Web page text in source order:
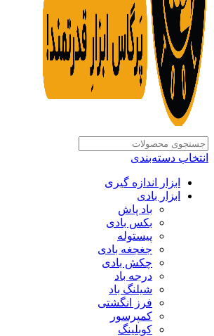
انتخاب دسته‌بندی
ابزار اندازه گیری
ابزار بادی
باد پاش
بکس بادی
پیستوله
جغجغه بادی
چکش بادی
درجه باد
شیلنگ باد
فرز انگشتی
کمپرسور
کوبلینگ